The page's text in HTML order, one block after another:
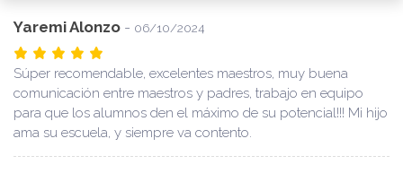
Yaremi Alonzo - 06/10/2024
Súper recomendable, excelentes maestros, muy buena
comunicación entre maestros y padres, trabajo en equipo
para que los alumnos den el máximo de su potencial!!! Mi hijo
ama su escuela, y siempre va contento.